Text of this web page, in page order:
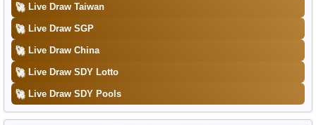
Data Togel Taipei
Data Togel Taiwan
🚀 Live Draw Taiwan
🚀 Live Draw SGP
🚀 Live Draw China
🚀 Live Draw SDY Lotto
🚀 Live Draw SDY Pools